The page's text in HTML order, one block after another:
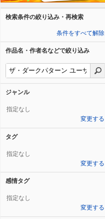
検索条件の絞り込み・再検索
条件をすべて解除
作品名・作者名などで絞り込み
ジャンル
指定なし
変更する
タグ
指定なし
変更する
感情タグ
指定なし
変更する